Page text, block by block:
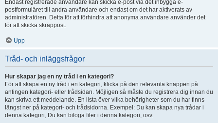
Endast registrerade användare kan skicka e-post via det inbygga e-
postformuläret till andra användare och endast om det har aktiverats av
administratören. Detta för att förhindra att anonyma användare använder det
för att skicka skräppost.
Upp
Tråd- och inläggsfrågor
Hur skapar jag en ny tråd i en kategori?
För att skapa en ny tråd i en kategori, klicka på den relevanta knappen på
antingen kategori- eller trådsidan. Möjligen så måste du registrera dig innan du
kan skriva ett meddelande. En lista över vilka behörigheter som du har finns
längst ner på kategori- och trådsidorna. Exempel: Du kan skapa nya trådar i
denna kategori, Du kan bifoga filer i denna kategori, osv.